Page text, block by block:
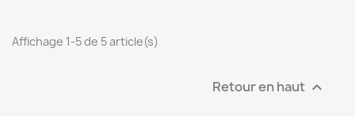
Affichage 1-5 de 5 article(s)
Retour en haut 